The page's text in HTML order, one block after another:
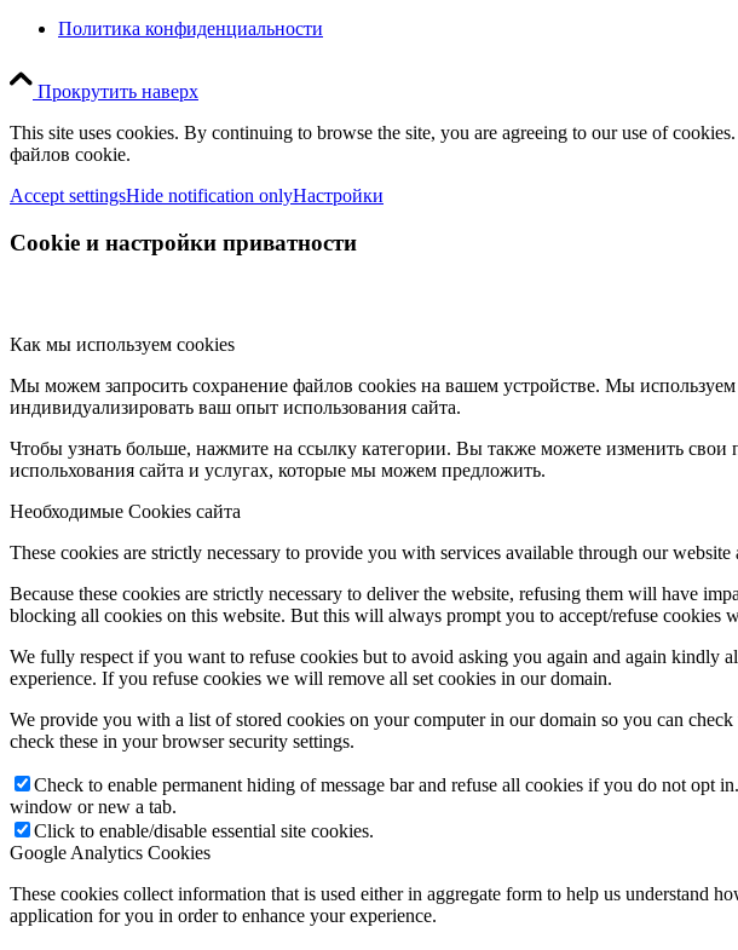
Политика конфиденциальности
Прокрутить наверх
This site uses cookies. By continuing to browse the site, you are agreeing to our use of
файлов cookie.
Accept settingsHide notification onlyНастройки
Cookie и настройки приватности
Как мы используем cookies
Мы можем запросить сохранение файлов cookies на вашем устройстве. Мы
индивидуализировать ваш опыт использования сайта.
Чтобы узнать больше, нажмите на ссылку категории. Вы также можете изменить
испольхования сайта и услугах, которые мы можем предложить.
Необходимые Cookies сайта
These cookies are strictly necessary to provide you with services available through our website
Because these cookies are strictly necessary to deliver the website, refusing them will have
blocking all cookies on this website. But this will always prompt you to accept/refuse cookies
We fully respect if you want to refuse cookies but to avoid asking you again and again kindly
experience. If you refuse cookies we will remove all set cookies in our domain.
We provide you with a list of stored cookies on your computer in our domain so you can
check these in your browser security settings.
Check to enable permanent hiding of message bar and refuse all cookies if you do not
window or new a tab.
Click to enable/disable essential site cookies.
Google Analytics Cookies
These cookies collect information that is used either in aggregate form to help us understand
application for you in order to enhance your experience.